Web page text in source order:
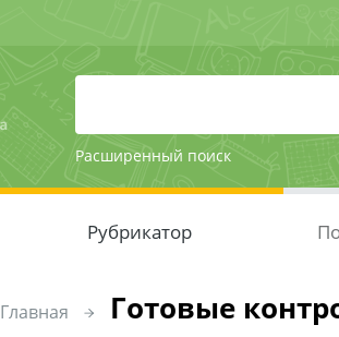
Расширенный поиск
Рубрикатор
Главная Готовые